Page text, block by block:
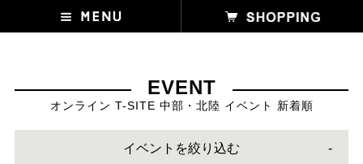
EVENT
オンライン T-SITE 中部・北陸 イベント 新着順
イベントを絞り込む